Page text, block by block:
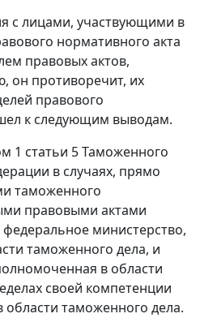
с лицами, участвующими в
нормативного акта
правовых актов,
он противоречит, их
правового
к следующим выводам.
1 статьи 5Таможенного
в случаях, прямо
таможенного
правовыми актами
министерство,
таможенного дела, и
в области
своей компетенции
таможенного дела.